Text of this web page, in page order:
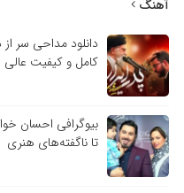
آهنگ
دانلود مداحی سر
کامل و کیفیت عالی
بیوگرافی احسان
تا ناگفته‌های هنری